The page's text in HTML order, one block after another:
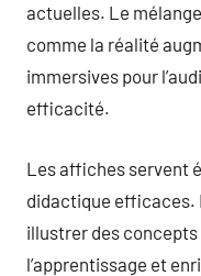
actuelles. Le
comme la réalité
immersives pour
efficacité.
Les affiches servent
didactique efficaces.
illustrer des
l’apprentissage et